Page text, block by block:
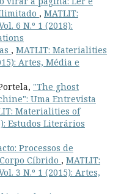
, MATLIT:
6 N.º 1 (2018):
, MATLIT: Materialities
Artes, Média e
"The ghost
Uma Entrevista
Materialities of
Estudos Literários
Processos de
Cíbrido , MATLIT:
3 N.º 1 (2015): Artes,